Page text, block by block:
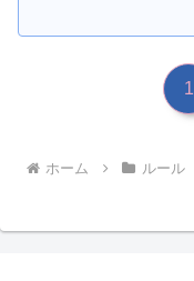
1
ホーム ルール